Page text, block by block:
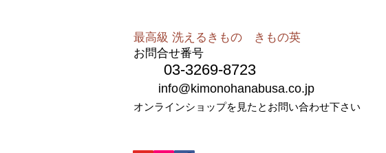
最高級 洗えるきもの きもの英​​
お問合せ番号
03-3269-8723
info@kimonohanabusa.co.jp
オンラインショップを見たとお問い合わせ下さい